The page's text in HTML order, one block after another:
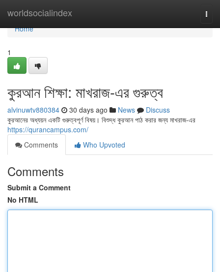
worldsocialindex
Home
Home
1
কুরআন শিক্ষা: মাখরাজ-এর গুরুত্ব
alvinuwtv880384 30 days ago News
Discuss
কুরআনের অধ্যয়ন একটি গুরুত্বপূর্ণ বিষয়। বিশুদ্ধ কুরআন পাঠ করার জন্য মাখরাজ-এর
https://qurancampus.com/
Comments
Who Upvoted
Comments
Submit a Comment
No HTML